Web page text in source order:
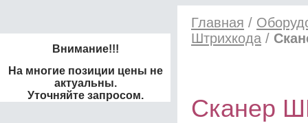
Внимание!!!
На многие позиции цены не
актуальны.
Уточняйте запросом.
Главная /
Штрихкода /
Сканер